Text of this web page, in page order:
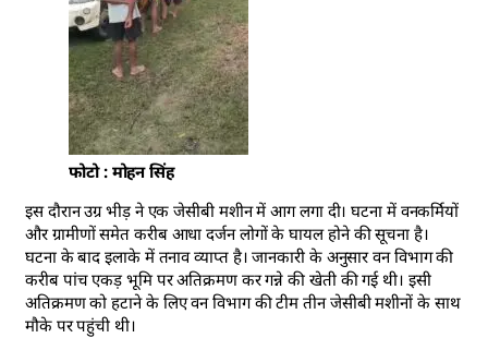
फोटो : मोहन सिंह
इस दौरान उग्र भीड़ ने एक जेसीबी मशीन में आग लगा दी। घटना में वनकर्मियों
और ग्रामीणों समेत करीब आधा दर्जन लोगों के घायल होने की सूचना है।
घटना के बाद इलाके में तनाव व्याप्त है। जानकारी के अनुसार वन विभाग की
करीब पांच एकड़ भूमि पर अतिक्रमण कर गन्ने की खेती की गई थी। इसी
अतिक्रमण को हटाने के लिए वन विभाग की टीम तीन जेसीबी मशीनों के साथ
मौके पर पहुंची थी।